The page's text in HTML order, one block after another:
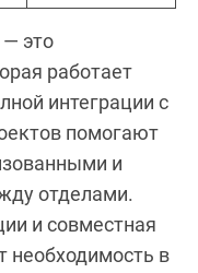
это
работает
интеграции с
помогают
и
отделами.
и совместная
необходимость в